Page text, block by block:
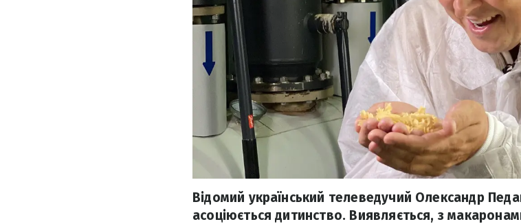
Відомий український телеведучий Олександр
асоціюється дитинство. Виявляється, з